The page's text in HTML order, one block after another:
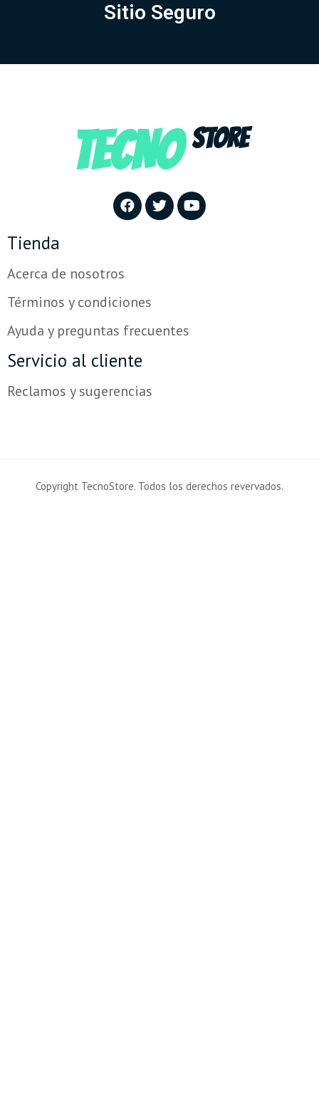
Sitio Seguro
TECNO STORE
Tienda
Acerca de nosotros
Términos y condiciones
Ayuda y preguntas frecuentes
Servicio al cliente
Reclamos y sugerencias
Copyright TecnoStore. Todos los derechos revervados.